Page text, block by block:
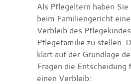
Als Pflegeltern haben Sie
beim Familiengericht
Verbleib des
Pflegefamilie zu stellen.
klärt auf der Grundlage
Fragen die Entscheidung
einen Verbleib: